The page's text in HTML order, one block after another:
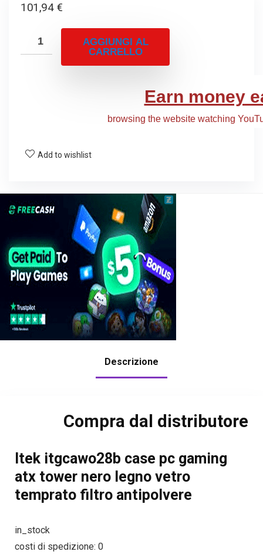
101,94 €
AGGIUNGI AL
CARRELLO
Add to wishlist
Descrizione
Compra dal distributore
Itek itgcawo28b case pc gaming
atx tower nero legno vetro
temprato filtro antipolvere
in_stock
costi di spedizione: 0